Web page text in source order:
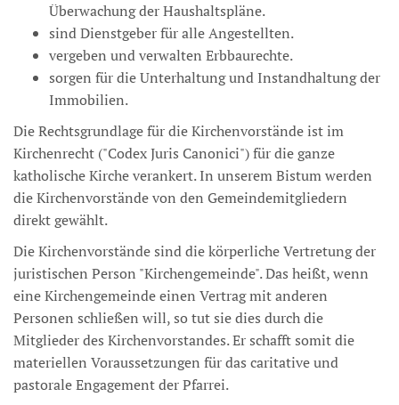
Überwachung der Haushaltspläne.
sind Dienstgeber für alle Angestellten.
vergeben und verwalten Erbbaurechte.
sorgen für die Unterhaltung und Instandhaltung der
Immobilien.
Die Rechtsgrundlage für die Kirchenvorstände ist im
Kirchenrecht ("Codex Juris Canonici") für die ganze
katholische Kirche verankert. In unserem Bistum werden
die Kirchenvorstände von den Gemeindemitgliedern
direkt gewählt.
Die Kirchenvorstände sind die körperliche Vertretung der
juristischen Person "Kirchengemeinde". Das heißt, wenn
eine Kirchengemeinde einen Vertrag mit anderen
Personen schließen will, so tut sie dies durch die
Mitglieder des Kirchenvorstandes. Er schafft somit die
materiellen Voraussetzungen für das caritative und
pastorale Engagement der Pfarrei.